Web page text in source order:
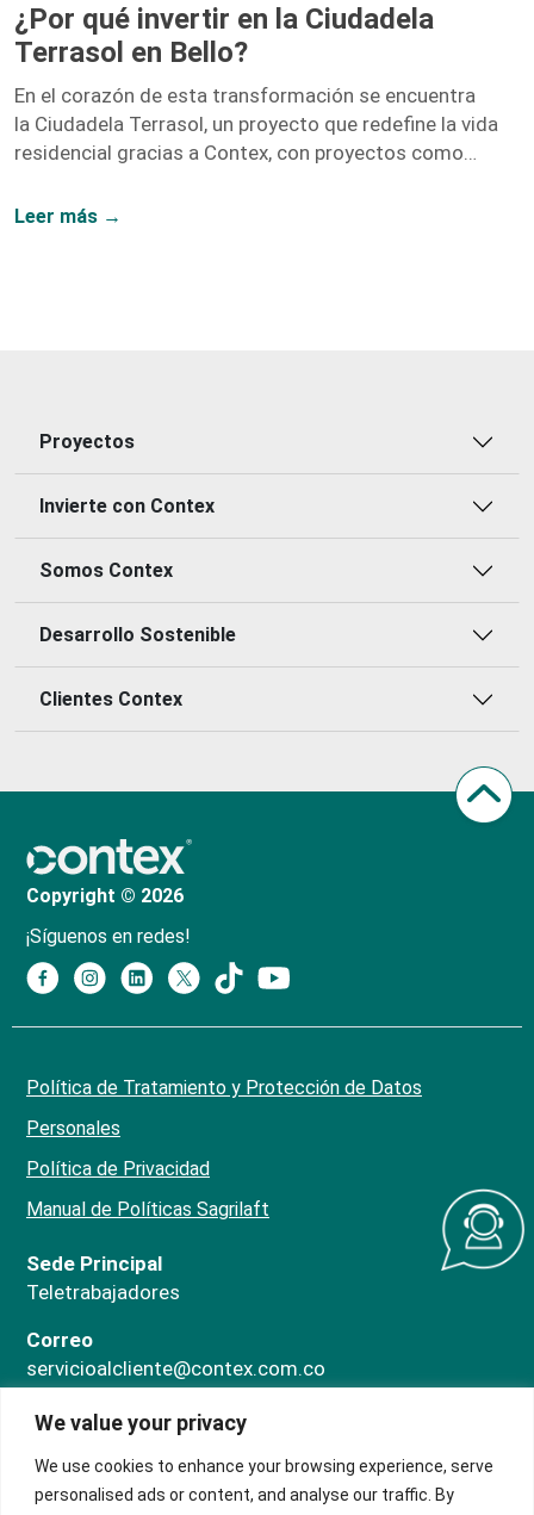
We value your privacy
We use cookies to enhance your browsing experience, serve
personalised ads or content, and analyse our traffic. By
¿Por qué invertir en la Ciudadela
Terrasol en Bello?
En el corazón de esta transformación se encuentra
la Ciudadela Terrasol, un proyecto que redefine la vida
residencial gracias a Contex, con proyectos como
Leer más →
Proyectos
Invierte con Contex
Somos Contex
Desarrollo Sostenible
Clientes Contex
Copyright © 2026
¡Síguenos en redes!
Política de Tratamiento y Protección de Datos
Personales
Política de Privacidad
Manual de Políticas Sagrilaft
Sede Principal
Teletrabajadores
Correo
servicioalcliente@contex.com.co
324 474 1080
ChatBot
318 707 6476